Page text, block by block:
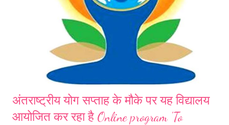
अंतराष्ट्रीय योग सप्ताह के मौके पर यह विद्यालय
आयोजित कर रहा है Online program 'To